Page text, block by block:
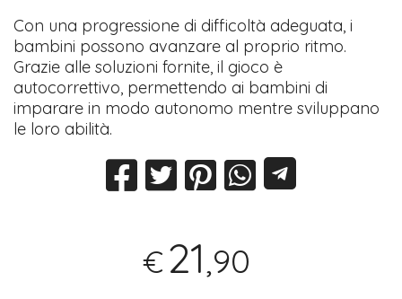
Con una progressione di difficoltà adeguata, i
bambini possono avanzare al proprio ritmo.
Grazie alle soluzioni fornite, il gioco è
autocorrettivo, permettendo ai bambini di
imparare in modo autonomo mentre sviluppano
le loro abilità.
€21,90